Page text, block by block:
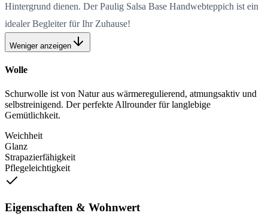
Hintergrund dienen. Der Paulig Salsa Base Handwebteppich ist ein
idealer Begleiter für Ihr Zuhause!
Weniger anzeigen
Wolle
Schurwolle ist von Natur aus wärmeregulierend, atmungsaktiv und
selbstreinigend. Der perfekte Allrounder für langlebige
Gemütlichkeit.
Weichheit
Glanz
Strapazierfähigkeit
Pflegeleichtigkeit
Eigenschaften & Wohnwert